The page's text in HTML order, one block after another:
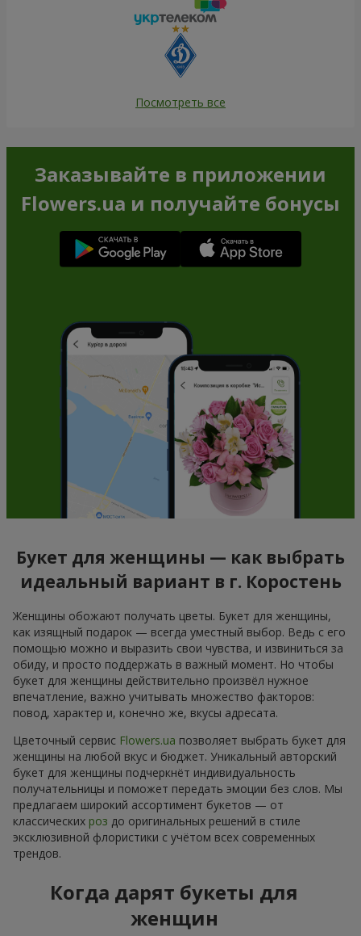
Посмотреть все
Заказывайте в приложении
Flowers.ua и получайте бонусы
Букет для женщины — как выбрать
идеальный вариант в г. Коростень
Женщины обожают получать цветы. Букет для женщины,
как изящный подарок — всегда уместный выбор. Ведь с его
помощью можно и выразить свои чувства, и извиниться за
обиду, и просто поддержать в важный момент. Но чтобы
букет для женщины действительно произвёл нужное
впечатление, важно учитывать множество факторов:
повод, характер и, конечно же, вкусы адресата.
Цветочный сервис Flowers.ua позволяет выбрать букет для
женщины на любой вкус и бюджет. Уникальный авторский
букет для женщины подчеркнёт индивидуальность
получательницы и поможет передать эмоции без слов. Мы
предлагаем широкий ассортимент букетов — от
классических роз до оригинальных решений в стиле
эксклюзивной флористики с учётом всех современных
трендов.
Когда дарят букеты для
женщин